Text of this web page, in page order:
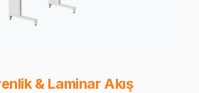
& Laminar Akış